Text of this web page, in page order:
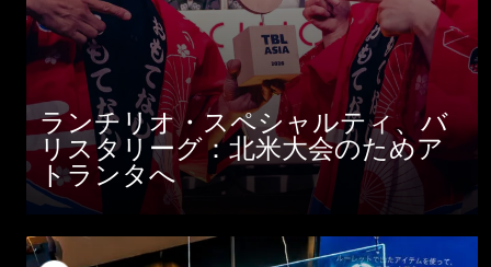
ランチリオ・スペシャルティ、バ
リスタリーグ：北米大会のためア
トランタへ
すべて
製品情報